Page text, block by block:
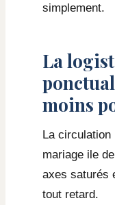
simplement.
La
moins
La circulation
mariage ile
axes saturés
tout retard.